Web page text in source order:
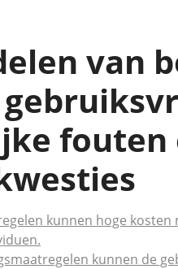
van
fouten
kunnen hoge
kunnen de